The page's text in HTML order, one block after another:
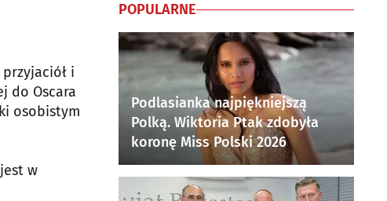
i
do Oscara
osobistym
w
POPULARNE
Podlasianka najpiękniejszą
Polką. Wiktoria Ptak zdobyła
koronę Miss Polski 2026